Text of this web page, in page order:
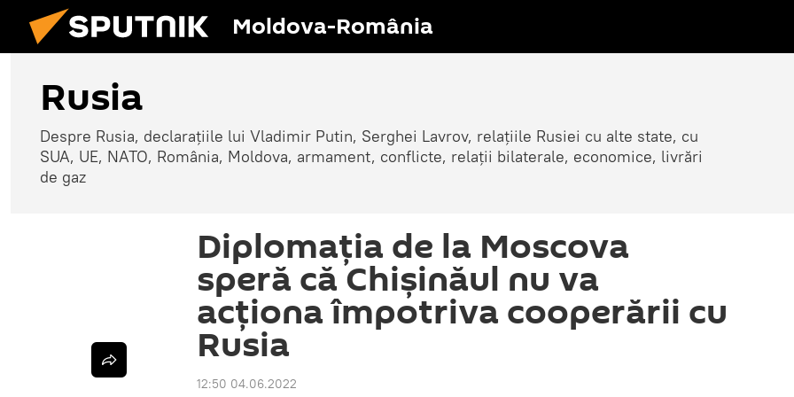
Moldova-România
Rusia
Despre Rusia, declarațiile lui Vladimir Putin, Serghei Lavrov, relațiile Rusiei cu alte state, cu
SUA, UE, NATO, România, Moldova, armament, conflicte, relații bilaterale, economice, livrări
de gaz
Diplomația de la Moscova
speră că Chișinăul nu va
acționa împotriva cooperării cu
Rusia
12:50 04.06.2022